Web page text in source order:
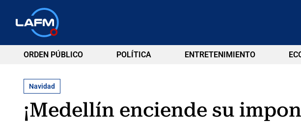
ORDEN PÚBLICO POLÍTICA ENTRETENIMIENTO
Navidad
¡Medellín enciende su